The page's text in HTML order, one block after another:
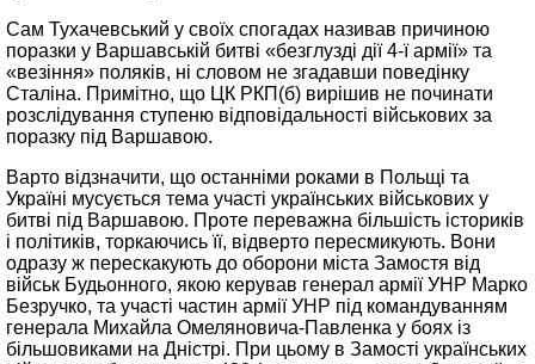
Сам Тухачевський у своїх спогадах називав причиною
поразки у Варшавській битві «безглузді дії 4-ї армії» та
«везіння» поляків, ні словом не згадавши поведінку
Сталіна. Примітно, що ЦК РКП(б) вирішив не починати
розслідування ступеню відповідальності військових за
поразку під Варшавою.
Варто відзначити, що останніми роками в Польщі та
Україні мусується тема участі українських військових у
битві під Варшавою. Проте переважна більшість істориків
і політиків, торкаючись її, відверто пересмикують. Вони
одразу ж перескакують до оборони міста Замостя від
військ Будьонного, якою керував генерал армії УНР Марко
Безручко, та участі частин армії УНР під командуванням
генерала Михайла Омеляновича-Павленка у боях із
більшовиками на Дністрі. При цьому в Замості українських